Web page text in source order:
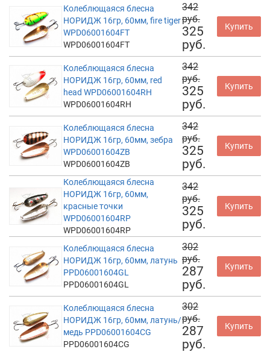
Колеблющаяся блесна
НОРИДЖ 16гр, 60мм, fire tiger
WPD06001604FT
WPD06001604FT
342
руб.
325
руб.
Купить
Колеблющаяся блесна
НОРИДЖ 16гр, 60мм, red
head WPD06001604RH
WPD06001604RH
342
руб.
325
руб.
Купить
Колеблющаяся блесна
НОРИДЖ 16гр, 60мм, зебра
WPD06001604ZB
WPD06001604ZB
342
руб.
325
руб.
Купить
Колеблющаяся блесна
НОРИДЖ 16гр, 60мм,
красные точки
WPD06001604RP
WPD06001604RP
342
руб.
325
руб.
Купить
Колеблющаяся блесна
НОРИДЖ 16гр, 60мм, латунь
PPD06001604GL
PPD06001604GL
302
руб.
287
руб.
Купить
Колеблющаяся блесна
НОРИДЖ 16гр, 60мм, латунь/
медь PPD06001604CG
PPD06001604CG
302
руб.
287
руб.
Купить